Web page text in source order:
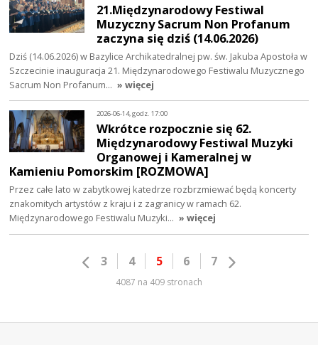
21.Międzynarodowy Festiwal
Muzyczny Sacrum Non Profanum
zaczyna się dziś (14.06.2026)
Dziś (14.06.2026) w Bazylice Archikatedralnej pw. św. Jakuba Apostoła w
Szczecinie inauguracja 21. Międzynarodowego Festiwalu Muzycznego
Sacrum Non Profanum… » więcej
2026-06-14, godz. 17:00
Wkrótce rozpocznie się 62.
Międzynarodowy Festiwal Muzyki
Organowej i Kameralnej w
Kamieniu Pomorskim [ROZMOWA]
Przez całe lato w zabytkowej katedrze rozbrzmiewać będą koncerty
znakomitych artystów z kraju i z zagranicy w ramach 62.
Międzynarodowego Festiwalu Muzyki… » więcej
3 4 5 6 7
4087 na 409 stronach